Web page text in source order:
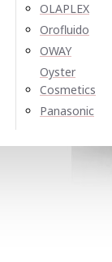
OLAPLEX
Orofluido
OWAY
Oyster
Cosmetics
Panasonic